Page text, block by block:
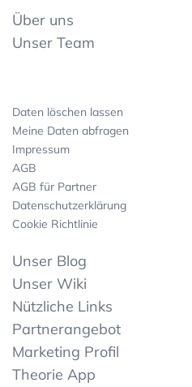
Über uns
Unser Team
Daten löschen lassen
Meine Daten abfragen
Impressum
AGB
AGB für Partner
Datenschutzerklärung
Cookie Richtlinie
Unser Blog
Unser Wiki
Nützliche Links
Partnerangebot
Marketing Profil
Theorie App